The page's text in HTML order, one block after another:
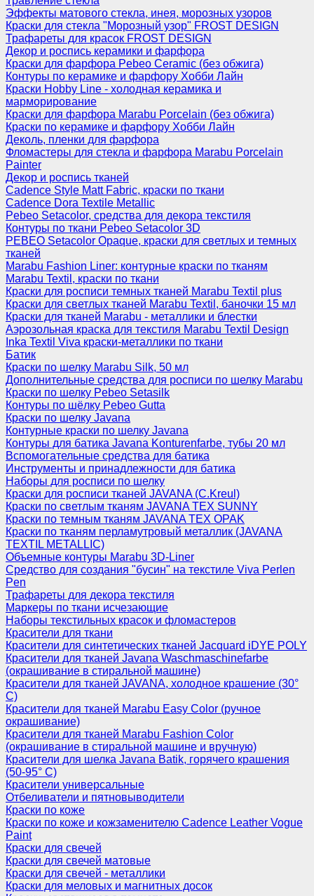
Эффекты матового стекла, инея, морозных узоров
Краски для стекла "Морозный узор" FROST DESIGN
Трафареты для красок FROST DESIGN
Декор и роспись керамики и фарфора
Краски для фарфора Pebeo Ceramic (без обжига)
Контуры по керамике и фарфору Хобби Лайн
Краски Hobby Line - холодная керамика и
марморирование
Краски для фарфора Marabu Porcelain (без обжига)
Краски по керамике и фарфору Хобби Лайн
Деколь, пленки для фарфора
Фломастеры для стекла и фарфора Marabu Porcelain
Painter
Декор и роспись тканей
Cadence Style Matt Fabric, краски по ткани
Cadence Dora Textile Metallic
Pebeo Setacolor, средства для декора текстиля
Контуры по ткани Pebeo Setacolor 3D
PEBEO Setacolor Opaque, краски для светлых и темных
тканей
Marabu Fashion Liner: контурные краски по тканям
Marabu Textil, краски по ткани
Краски для росписи темных тканей Marabu Textil plus
Краски для светлых тканей Marabu Textil, баночки 15 мл
Краски для тканей Marabu - металлики и блестки
Аэрозольная краска для текстиля Marabu Textil Design
Inka Textil Viva краски-металлики по ткани
Батик
Краски по шелку Marabu Silk, 50 мл
Дополнительные средства для росписи по шелку Marabu
Краски по шелку Pebeo Setasilk
Контуры по шёлку Pebeo Gutta
Краски по шелку Javana
Контурные краски по шелку Javana
Контуры для батика Javana Konturenfarbe, тубы 20 мл
Вспомогательные средства для батика
Инструменты и принадлежности для батика
Наборы для росписи по шелку
Краски для росписи тканей JAVANA (C.Kreul)
Краски по светлым тканям JAVANA TEX SUNNY
Краски по темным тканям JAVANA TEX OPAK
Краски по тканям перламутровый металлик (JAVANA
TEXTIL METALLIC)
Объемные контуры Marabu 3D-Liner
Средство для создания "бусин" на текстиле Viva Perlen
Pen
Трафареты для декора текстиля
Маркеры по ткани исчезающие
Наборы текстильных красок и фломастеров
Красители для ткани
Красители для синтетических тканей Jacquard iDYE POLY
Красители для тканей Javana Waschmaschinefarbe
(окрашивание в стиральной машине)
Красители для тканей JAVANA, холодное крашение (30°
С)
Красители для тканей Marabu Easy Color (ручное
окрашивание)
Красители для тканей Marabu Fashion Color
(окрашивание в стиральной машине и вручную)
Красители для шелка Javana Batik, горячего крашения
(50-95° С)
Красители универсальные
Отбеливатели и пятновыводители
Краски по коже
Краски по коже и кожзаменителю Cadence Leather Vogue
Paint
Краски для свечей
Краски для свечей матовые
Краски для свечей - металлики
Краски для меловых и магнитных досок